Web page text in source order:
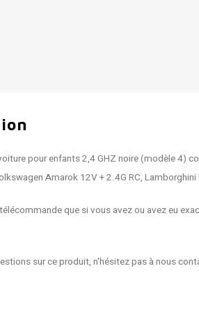
pour enfants 2,4 GHZ noire (modèle 4)
Amarok 12V + 2.4G RC, Lamborghini
que si vous avez ou avez eu
sur ce produit, n'hésitez pas à nous